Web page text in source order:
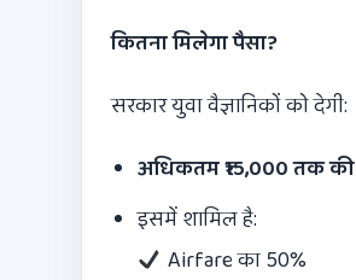
कितना मिलेगा पैसा?
सरकार युवा वैज्ञानिकों को देगी:
अधिकतम₹15,000तक की
इसमें शामिल है:
Airfare का 50%